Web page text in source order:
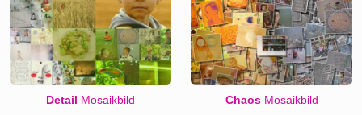
Detail Mosaikbild ChaosMosaikbild